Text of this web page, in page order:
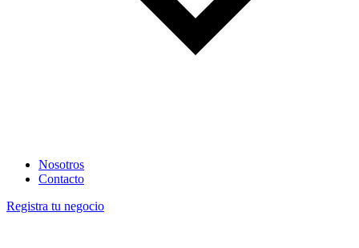
Nosotros
Contacto
Registra tu negocio